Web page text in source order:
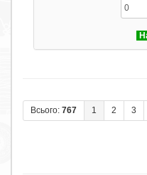
Всього: 767 1 2 3